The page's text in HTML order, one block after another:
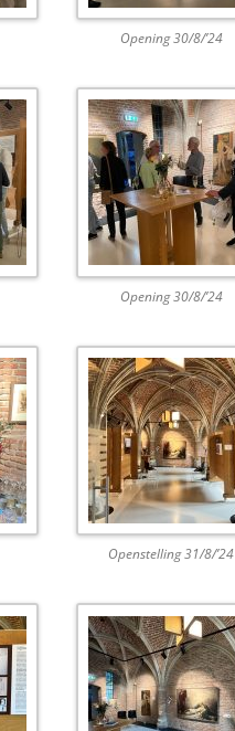
Opening 30/8/’24
Opening 30/8/’24
Openstelling 31/8/’24